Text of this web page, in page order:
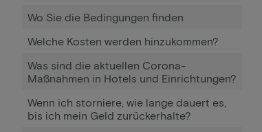
Wo Sie die Bedingungen finden
Welche Kosten werden hinzukommen?
Was sind die aktuellen Corona-
Maßnahmen in Hotels und Einrichtungen?
Wenn ich storniere, wie lange dauert es,
bis ich mein Geld zurückerhalte?